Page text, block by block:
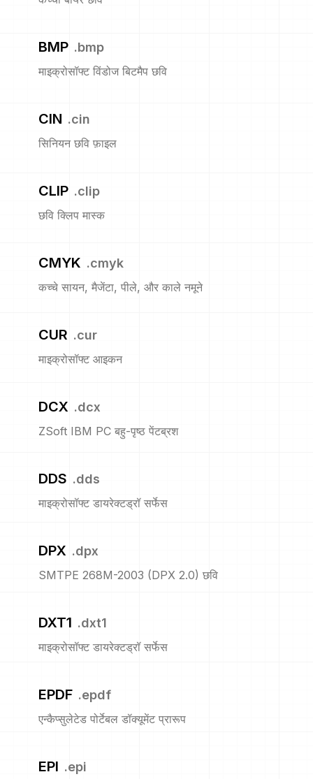
BMP .bmp
माइक्रोसॉफ्ट विंडोज बिटमैप छवि
CIN .cin
सिनियन छवि फ़ाइल
CLIP .clip
छवि क्लिप मास्क
CMYK .cmyk
कच्चे सायन, मैजेंटा, पीले, और काले नमूने
CUR .cur
माइक्रोसॉफ्ट आइकन
DCX .dcx
ZSoft IBM PC बहु-पृष्ठ पेंटब्रश
DDS .dds
माइक्रोसॉफ्ट डायरेक्टड्रॉ सर्फेस
DPX .dpx
SMTPE 268M-2003 (DPX 2.0) छवि
DXT1 .dxt1
माइक्रोसॉफ्ट डायरेक्टड्रॉ सर्फेस
EPDF .epdf
एन्कैप्सुलेटेड पोर्टेबल डॉक्यूमेंट प्रारूप
EPI .epi